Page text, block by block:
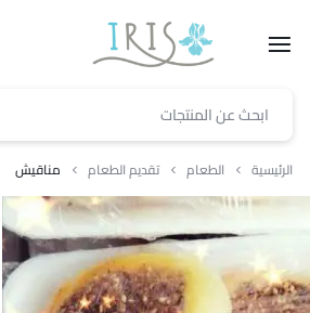
الرئيسية الطعام تقديم الطعام مناقيش